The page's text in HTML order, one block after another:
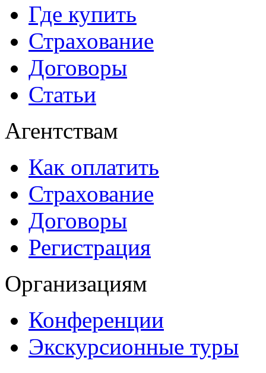
Где купить
Страхование
Договоры
Статьи
Агентствам
Как оплатить
Страхование
Договоры
Регистрация
Организациям
Конференции
Экскурсионные туры